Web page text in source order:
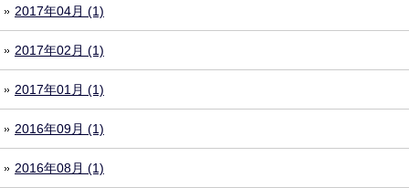
2017年04月 (1)
2017年02月 (1)
2017年01月 (1)
2016年09月 (1)
2016年08月 (1)